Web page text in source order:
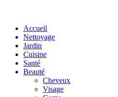
Accueil
Nettoyage
Jardin
Cuisine
Santé
Beauté
Cheveux
Visage